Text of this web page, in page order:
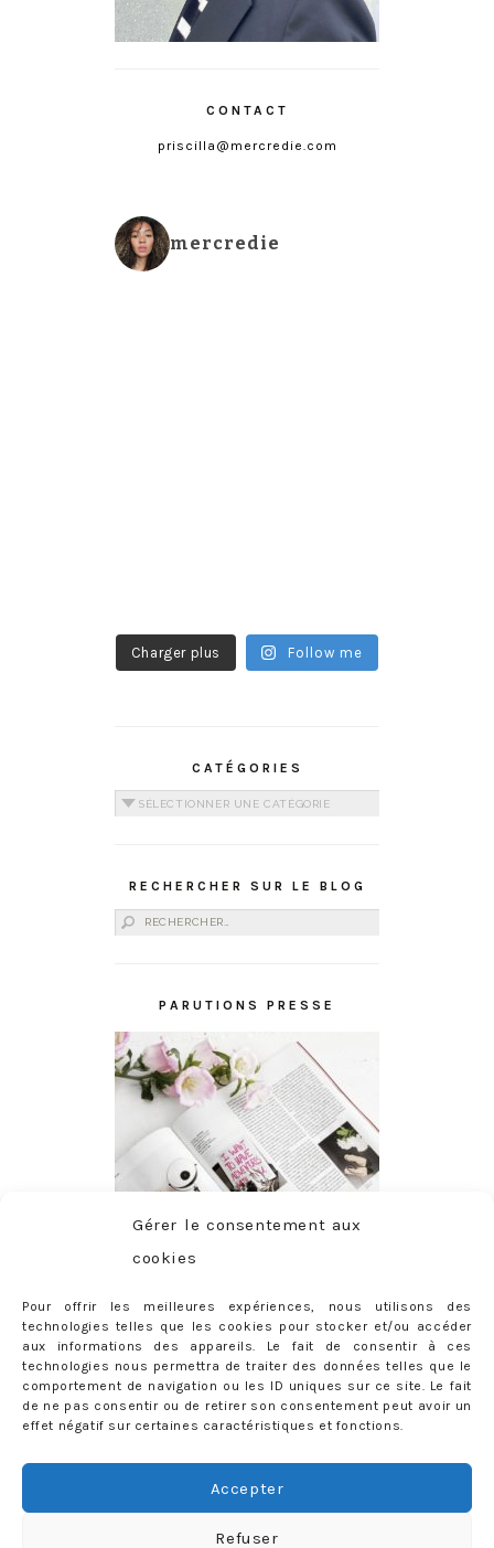
Gérer le consentement aux
cookies
Pour offrir les meilleures expériences, nous utilisons des
technologies telles que les cookies pour stocker et/ou accéder
aux informations des appareils. Le fait de consentir à ces
technologies nous permettra de traiter des données telles que le
comportement de navigation ou les ID uniques sur ce site. Le fait
de ne pas consentir ou de retirer son consentement peut avoir un
effet négatif sur certaines caractéristiques et fonctions.
Accepter
Refuser
CONTACT
priscilla@mercredie.com
mercredie
Charger plus Follow me
CATÉGORIES
Catégories
RECHERCHER SUR LE BLOG
Rechercher :
PARUTIONS PRESSE
ABONNEMENT
Adresse
Rejoignez les 398 autres abonnés